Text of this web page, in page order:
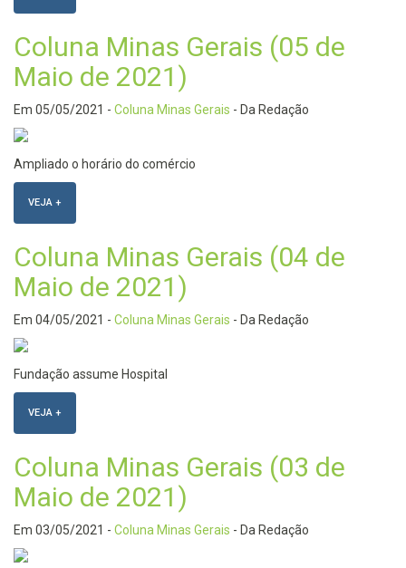
Coluna Minas Gerais (05 de
Maio de 2021)
Em 05/05/2021 - Coluna Minas Gerais - Da Redação
Ampliado o horário do comércio
VEJA +
Coluna Minas Gerais (04 de
Maio de 2021)
Em 04/05/2021 - Coluna Minas Gerais - Da Redação
Fundação assume Hospital
VEJA +
Coluna Minas Gerais (03 de
Maio de 2021)
Em 03/05/2021 - Coluna Minas Gerais - Da Redação